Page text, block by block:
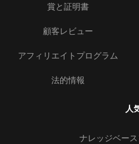
賞と証明書
顧客レビュー
アフィリエイトプログラム
法的情報
人
ナレッジベー